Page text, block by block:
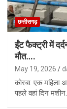
छत्तीसगढ़
ईंट फैक्ट्री में
मौत….
May 19, 2026
कोरबा. एक महिला
पहले वहां दिन